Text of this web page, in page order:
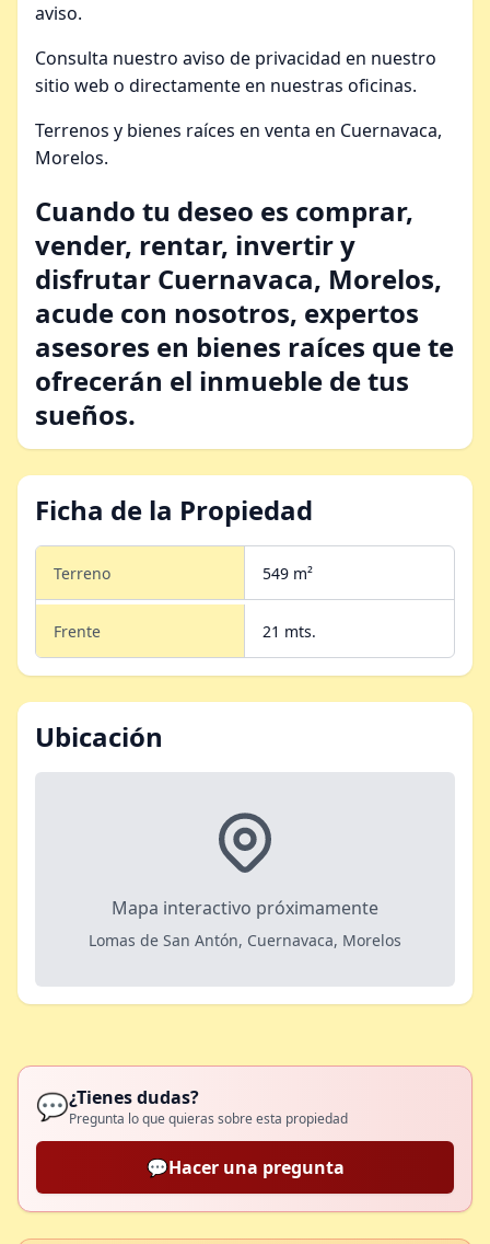
aviso.
Consulta nuestro aviso de privacidad en nuestro
sitio web o directamente en nuestras oficinas.
Terrenos y bienes raíces en venta en Cuernavaca,
Morelos.
Cuando tu deseo es comprar,
vender, rentar, invertir y
disfrutar Cuernavaca, Morelos,
acude con nosotros, expertos
asesores en bienes raíces que te
ofrecerán el inmueble de tus
sueños.
Ficha de la Propiedad
Terreno 549 m²
Frente 21 mts.
Ubicación
Mapa interactivo próximamente
Lomas de San Antón, Cuernavaca, Morelos
💬¿Tienes dudas?
Pregunta lo que quieras sobre esta propiedad
💬Hacer una pregunta